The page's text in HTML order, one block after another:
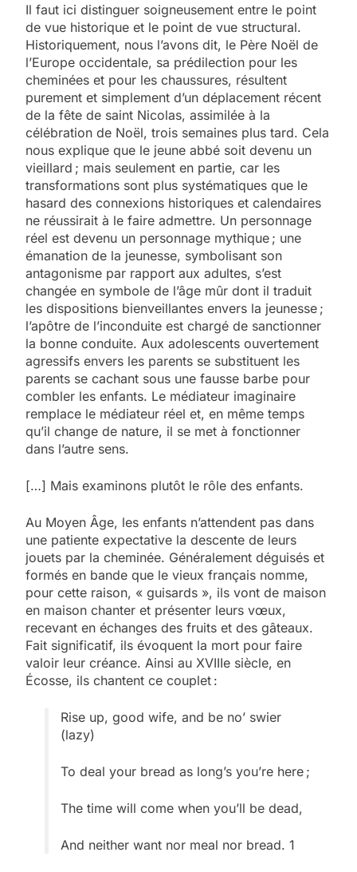
Il faut ici distinguer soigneusement entre le point
de vue historique et le point de vue structural.
Historiquement, nous l’avons dit, le Père Noël de
l’Europe occidentale, sa prédilection pour les
cheminées et pour les chaussures, résultent
purement et simplement d’un déplacement récent
de la fête de saint Nicolas, assimilée à la
célébration de Noël, trois semaines plus tard. Cela
nous explique que le jeune abbé soit devenu un
vieillard ; mais seulement en partie, car les
transformations sont plus systématiques que le
hasard des connexions historiques et calendaires
ne réussirait à le faire admettre. Un personnage
réel est devenu un personnage mythique ; une
émanation de la jeunesse, symbolisant son
antagonisme par rapport aux adultes, s’est
changée en symbole de l’âge mûr dont il traduit
les dispositions bienveillantes envers la jeunesse ;
l’apôtre de l’inconduite est chargé de sanctionner
la bonne conduite. Aux adolescents ouvertement
agressifs envers les parents se substituent les
parents se cachant sous une fausse barbe pour
combler les enfants. Le médiateur imaginaire
remplace le médiateur réel et, en même temps
qu’il change de nature, il se met à fonctionner
dans l’autre sens.
[…] Mais examinons plutôt le rôle des enfants.
Au Moyen Âge, les enfants n’attendent pas dans
une patiente expectative la descente de leurs
jouets par la cheminée. Généralement déguisés et
formés en bande que le vieux français nomme,
pour cette raison, « guisards », ils vont de maison
en maison chanter et présenter leurs vœux,
recevant en échanges des fruits et des gâteaux.
Fait significatif, ils évoquent la mort pour faire
valoir leur créance. Ainsi au XVIIIe siècle, en
Écosse, ils chantent ce couplet :
Rise up, good wife, and be no’ swier
(lazy)
To deal your bread as long’s you’re here ;
The time will come when you’ll be dead,
And neither want nor meal nor bread. 1